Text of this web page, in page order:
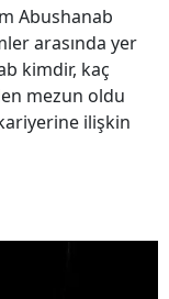
Abushanab
arasında yer
kimdir, kaç
mezun oldu
ilişkin